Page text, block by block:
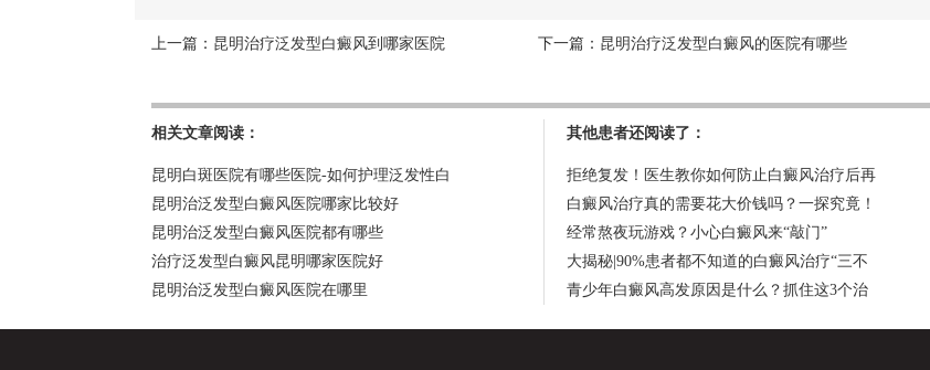
上一篇： 昆明治疗泛发型白癜风到哪家医院 下一篇： 昆明治疗泛发型白癜风的医院有哪些
相关文章阅读：
昆明白斑医院有哪些医院-如何护理泛发性白
昆明治泛发型白癜风医院哪家比较好
昆明治泛发型白癜风医院都有哪些
治疗泛发型白癜风昆明哪家医院好
昆明治泛发型白癜风医院在哪里
其他患者还阅读了：
拒绝复发！医生教你如何防止白癜风治疗后再
白癜风治疗真的需要花大价钱吗？一探究竟！
经常熬夜玩游戏？小心白癜风来“敲门”
大揭秘|90%患者都不知道的白癜风治疗“三不
青少年白癜风高发原因是什么？抓住这3个治